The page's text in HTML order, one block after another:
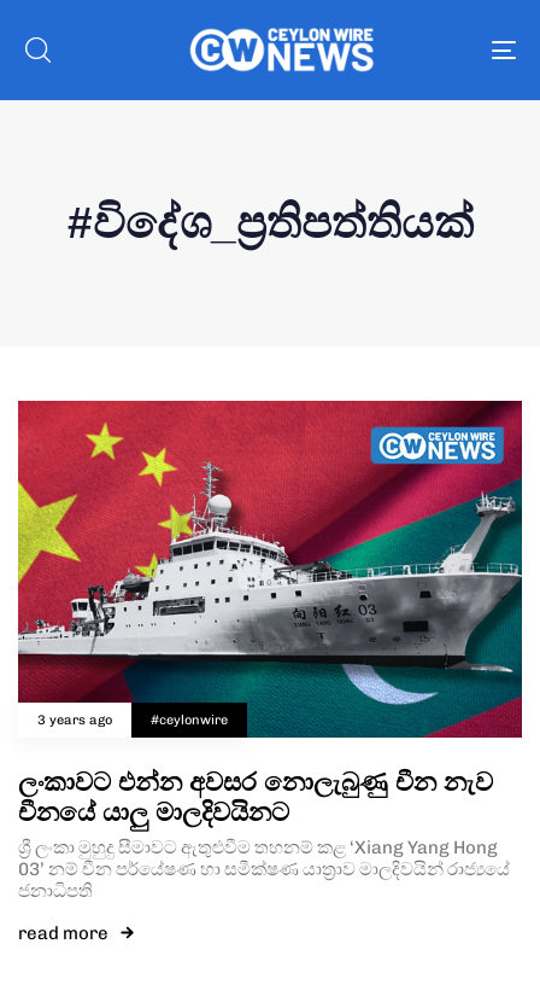
Type and hit enter
#විදේශ_ප්‍රතිපත්තියක්
3 years ago #ceylonwire
ලංකාවට එන්න අවසර නොලැබුණු චීන නැව
චීනයේ යාලු මාලදිවයිනට
ශ්‍රී ලංකා මුහුදු සීමාවට ඇතුළුවීම තහනම් කළ ‘Xiang Yang Hong
03’ නම් චීන පර්යේෂණ හා සමීක්ෂණ යාත්‍රාව මාලදිවයින් රාජ්‍යයේ
ජනාධිපති
read more